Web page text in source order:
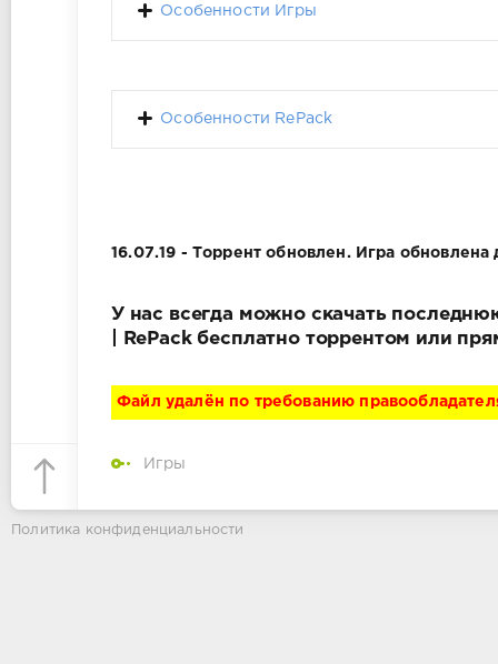
Особенности Игры
Особенности RePack
16.07.19 - Торрент обновлен. Игра обновлена
У нас всегда можно скачать
| RePack бесплатно торрентом или
Файл удалён по требованию
Игры
Политика конфиденциальности